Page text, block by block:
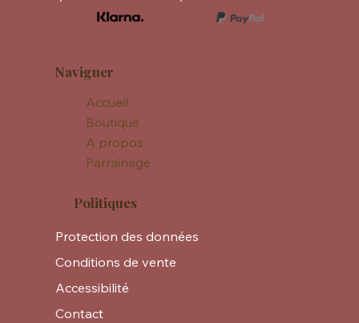
Naviguer
Accueil
Boutique
A propos
Parrainage
Politiques
Protection des données
Conditions de vente
Accessibilité
Contact